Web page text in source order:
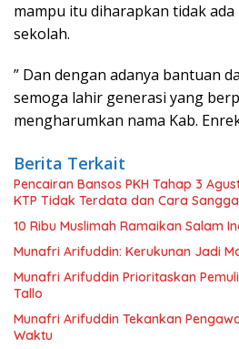
mampu itu diharapkan tidak
sekolah.
” Dan dengan adanya bantuan
semoga lahir generasi yang
mengharumkan nama Kab.
Berita Terkait
Pencairan Bansos PKH Tahap 3
KTP Tidak Terdata dan Cara
10 Ribu Muslimah Ramaikan Salam
Munafri Arifuddin: Kerukunan Jadi
Munafri Arifuddin Prioritaskan
Tallo
Munafri Arifuddin Tekankan
Waktu